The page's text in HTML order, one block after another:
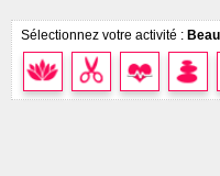
Sélectionnez votre activité :